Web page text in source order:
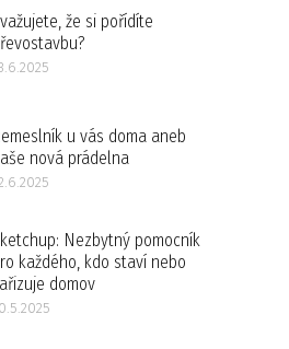
že si pořídíte
u vás doma aneb
nová prádelna
Nezbytný pomocník
každého, kdo staví nebo
domov